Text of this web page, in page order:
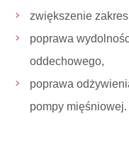
zwiększenie
poprawa
oddechowego,
poprawa
pompy mięśniowej.